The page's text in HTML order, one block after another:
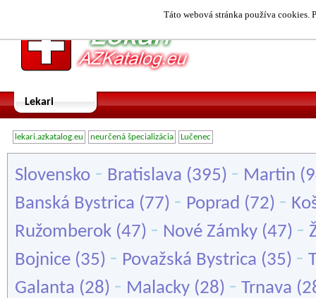
Táto webová stránka používa cookies.
Lekari
lekari.azkatalog.eu neurčená špecializácia Lučenec
Slovensko - Bratislava (395) - Martin
Banská Bystrica (77) - Poprad (72) -
Ružomberok (47) - Nové Zámky (47) -
Bojnice (35) - Považská Bystrica (35) -
Galanta (28) - Malacky (28) - Trnava